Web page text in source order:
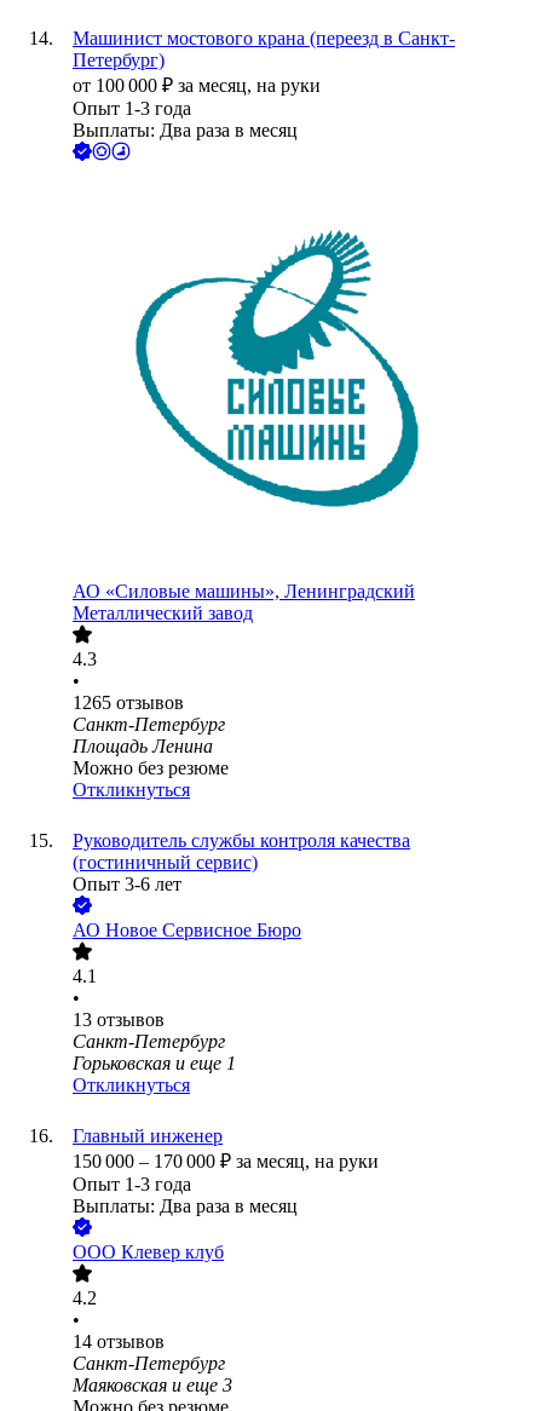
Машинист мостового крана (переезд в Санкт-
Петербург)
от 100 000 ₽ за месяц, на руки
Опыт 1-3 года
Выплаты: Два раза в месяц
АО «Силовые машины», Ленинградский
Металлический завод
4.3
•
1265 отзывов
Санкт-Петербург
Площадь Ленина
Можно без резюме
Откликнуться
Руководитель службы контроля качества
(гостиничный сервис)
Опыт 3-6 лет
АО Новое Сервисное Бюро
4.1
•
13 отзывов
Санкт-Петербург
Горьковская и еще 1
Откликнуться
Главный инженер
150 000 – 170 000 ₽ за месяц, на руки
Опыт 1-3 года
Выплаты: Два раза в месяц
ООО Клевер клуб
4.2
•
14 отзывов
Санкт-Петербург
Маяковская и еще 3